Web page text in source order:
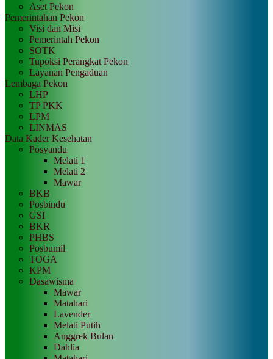
Aset Pekon
Pemerintahan Pekon
Visi dan Misi
Pemerintah Pekon
SOTK
Tupoksi Perangkat Pekon
Layanan Pengaduan
Lembaga Pekon
LHP
TP PKK
LPM
LINMAS
Data Kader Kesehatan
Posyandu
Melati 1
Melati 2
Mawar
BKB
Posbindu
GSI
BKR
PHBS
Posbumil
TOGA
KPM
Dasawisma
Mawar
Matahari
Lavender
Melati Putih
Anggrek Bulan
Dahlia